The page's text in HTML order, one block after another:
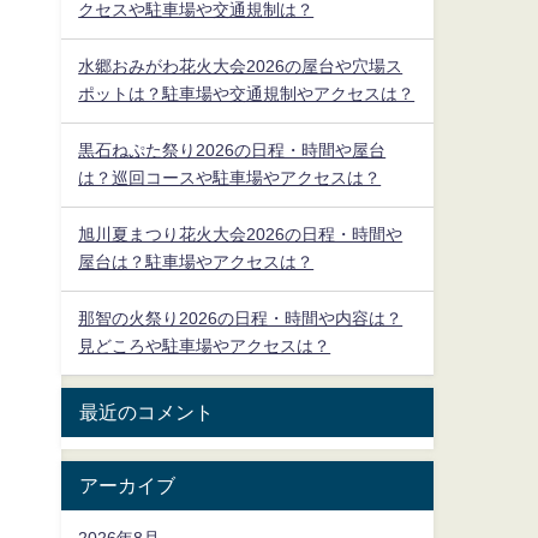
クセスや駐車場や交通規制は？
水郷おみがわ花火大会2026の屋台や穴場ス
ポットは？駐車場や交通規制やアクセスは？
黒石ねぷた祭り2026の日程・時間や屋台
は？巡回コースや駐車場やアクセスは？
旭川夏まつり花火大会2026の日程・時間や
屋台は？駐車場やアクセスは？
那智の火祭り2026の日程・時間や内容は？
見どころや駐車場やアクセスは？
最近のコメント
アーカイブ